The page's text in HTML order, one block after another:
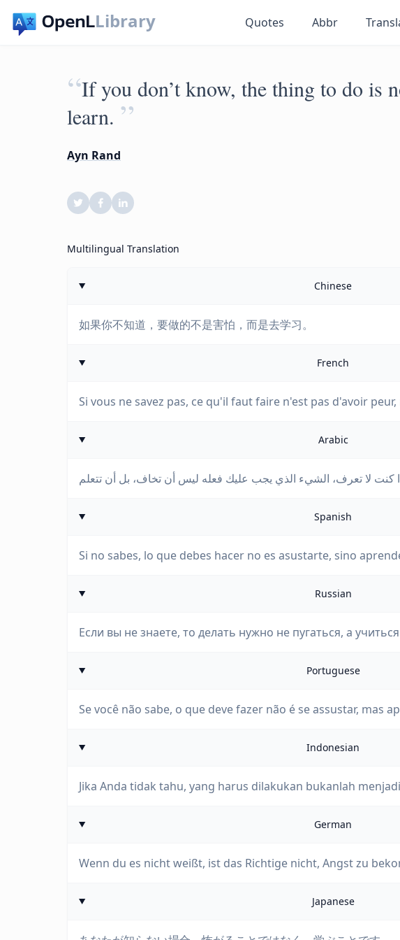
Library Quotes Abbr
“If you don’t know, the thing to do is
learn. ”
Ayn Rand
Multilingual Translation
Chinese
如果你不知道，要做的不是害怕，而是去学习。
French
Si vous ne savez pas, ce qu'il faut faire n'est pas d'avoir
Arabic
Spanish
Si no sabes, lo que debes hacer no es asustarte, sino
Russian
Если вы не знаете, то делать нужно не пугаться, а
Portuguese
Se você não sabe, o que deve fazer não é se assustar, mas
Indonesian
Jika Anda tidak tahu, yang harus dilakukan bukanlah
German
Wenn du es nicht weißt, ist das Richtige nicht, Angst zu
Japanese